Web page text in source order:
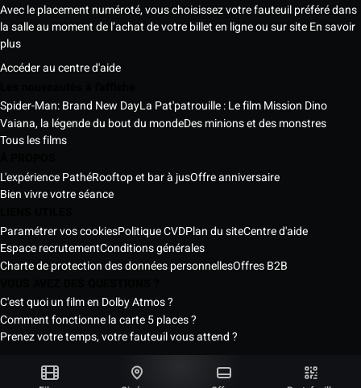
Avec le placement numéroté, vous choisissez votre fauteuil préféré dans
la salle au moment de l’achat de votre billet en ligne ou sur siteEn savoir
plus
Accéder au centre d'aide
Spider-Man: Brand New DayLa Pat'patrouille : Le film Mission Dino
Vaiana, la légende du bout du mondeDes minions et des monstres
Tous les films
L'expérience PathéRooftop et bar à jusOffre anniversaire
Bien vivre votre séance
Paramétrer vos cookiesPolitique CVDPlan du siteCentre d'aide
Espace recrutementConditions générales
Charte de protection des données personnellesOffres B2B
C'est quoi un film en Dolby Atmos ?
Comment fonctionne la carte 5 places ?
Prenez votre temps, votre fauteuil vous attend ?
Les Cinémas Pathé Sénégal © 2026